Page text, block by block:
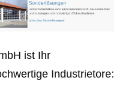
ist Ihr
Industrietore: